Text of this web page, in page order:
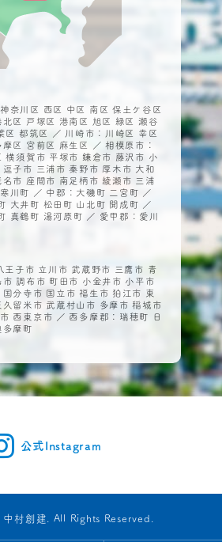
奈川区 西区 中区 南区 保土ケ谷区
区 戸塚区 港南区 旭区 緑区 瀬谷
区 都筑区 ／ 川崎市：川崎区 幸区
区 宮前区 麻生区 ／ 相模原市：
横須賀市 平塚市 鎌倉市 藤沢市 小
逗子市 三浦市 秦野市 厚木市 大和
名市 座間市 南足柄市 綾瀬市 三浦
川町 ／ 中郡：大磯町 二宮町 ／
大井町 松田町 山北町 開成町 ／
真鶴町 湯河原町 ／ 愛甲郡：愛川
王子市 立川市 武蔵野市 三鷹市 青
調布市 町田市 小金井市 小平市
国分寺市 国立市 福生市 狛江市 東
久留米市 武蔵村山市 多摩市 稲城市
西東京市 ／ 西多摩郡：瑞穂町 日
多摩町
公式Instagram
村創建. All Rights Reserved.